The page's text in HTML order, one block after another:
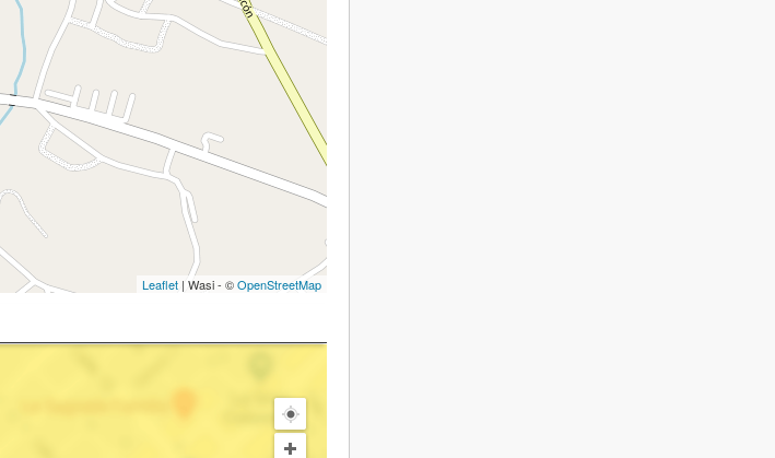
Leaflet | Wasi - ©OpenStreetMap